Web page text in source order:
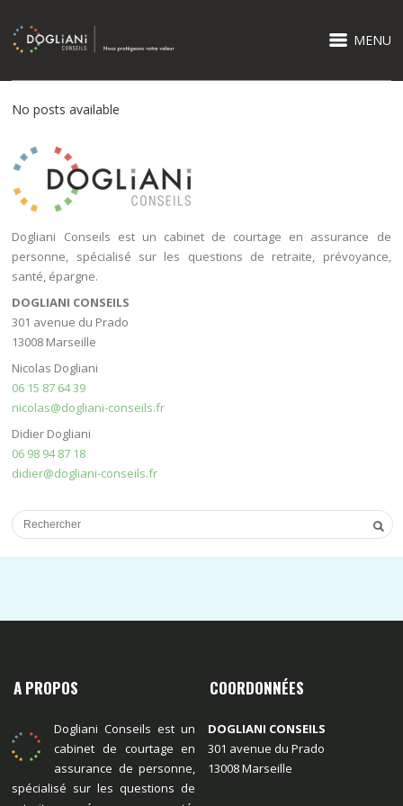
MENU
No posts available
Dogliani Conseils est un cabinet de courtage en assurance de
personne, spécialisé sur les questions de retraite, prévoyance,
santé, épargne.
DOGLIANI CONSEILS
301 avenue du Prado
13008 Marseille
Nicolas Dogliani
06 15 87 64 39
nicolas@dogliani-conseils.fr
Didier Dogliani
06 98 94 87 18
didier@dogliani-conseils.fr
A PROPOS
Dogliani Conseils est un
cabinet de courtage en
assurance de personne,
spécialisé sur les questions de
COORDONNÉES
DOGLIANI CONSEILS
301 avenue du Prado
13008 Marseille